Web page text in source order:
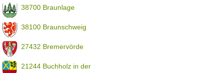
38700 Braunlage
38100 Braunschweig
27432 Bremervörde
21244 Buchholz in der